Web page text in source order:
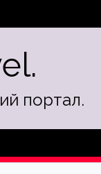
портал.